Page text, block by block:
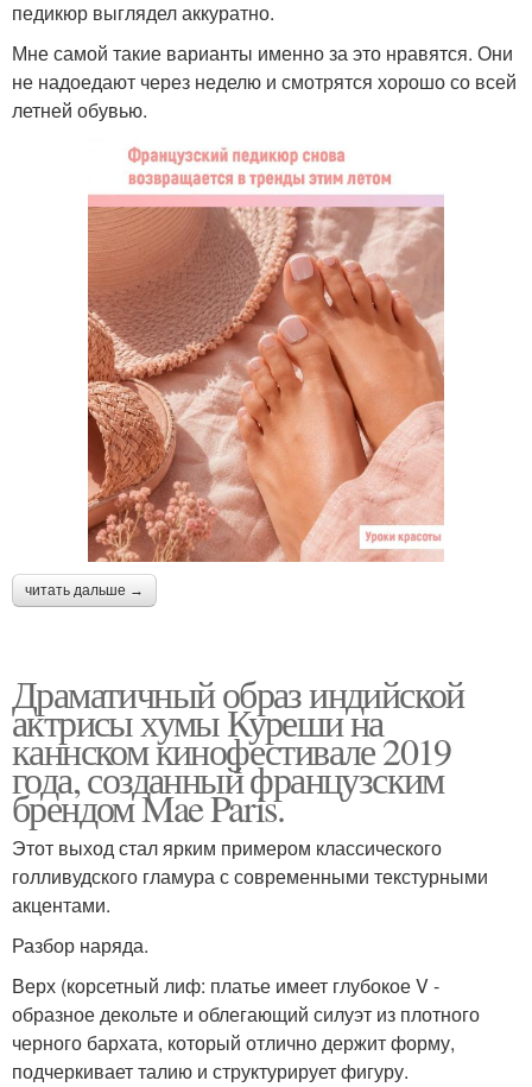
педикюр выглядел аккуратно.
Мне самой такие варианты именно за это нравятся. Они
не надоедают через неделю и смотрятся хорошо со всей
летней обувью.
читать дальше →
Драматичный образ индийской
актрисы хумы Куреши на
каннском кинофестивале 2019
года, созданный французским
брендом Mae Paris.
Этот выход стал ярким примером классического
голливудского гламура с современными текстурными
акцентами.
Разбор наряда.
Верх (корсетный лиф: платье имеет глубокое V -
образное декольте и облегающий силуэт из плотного
черного бархата, который отлично держит форму,
подчеркивает талию и структурирует фигуру.